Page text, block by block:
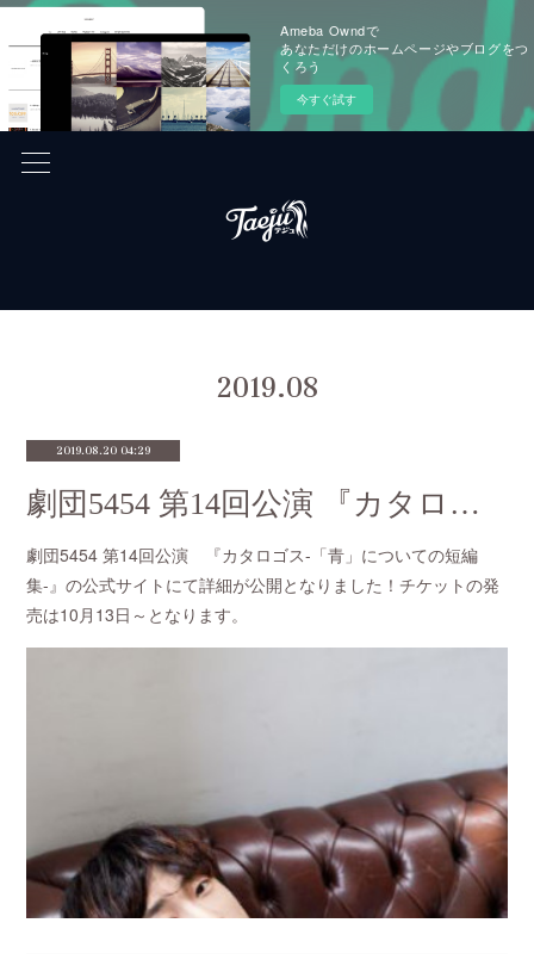
Ameba Owndで
あなただけのホームページやブログをつ
くろう
今すぐ試す
2019.08
2019.08.20 04:29
劇団5454 第14回公演 『カタロゴス-「青」についての短編集-』に関しまして
劇団5454 第14回公演 『カタロゴス-「青」についての短編
集-』の公式サイトにて詳細が公開となりました！チケットの発
売は10月13日～となります。